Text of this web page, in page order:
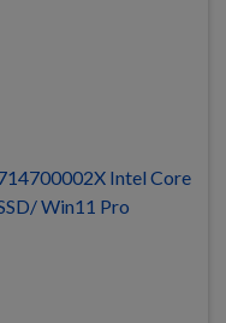
Intel Core
Win11 Pro